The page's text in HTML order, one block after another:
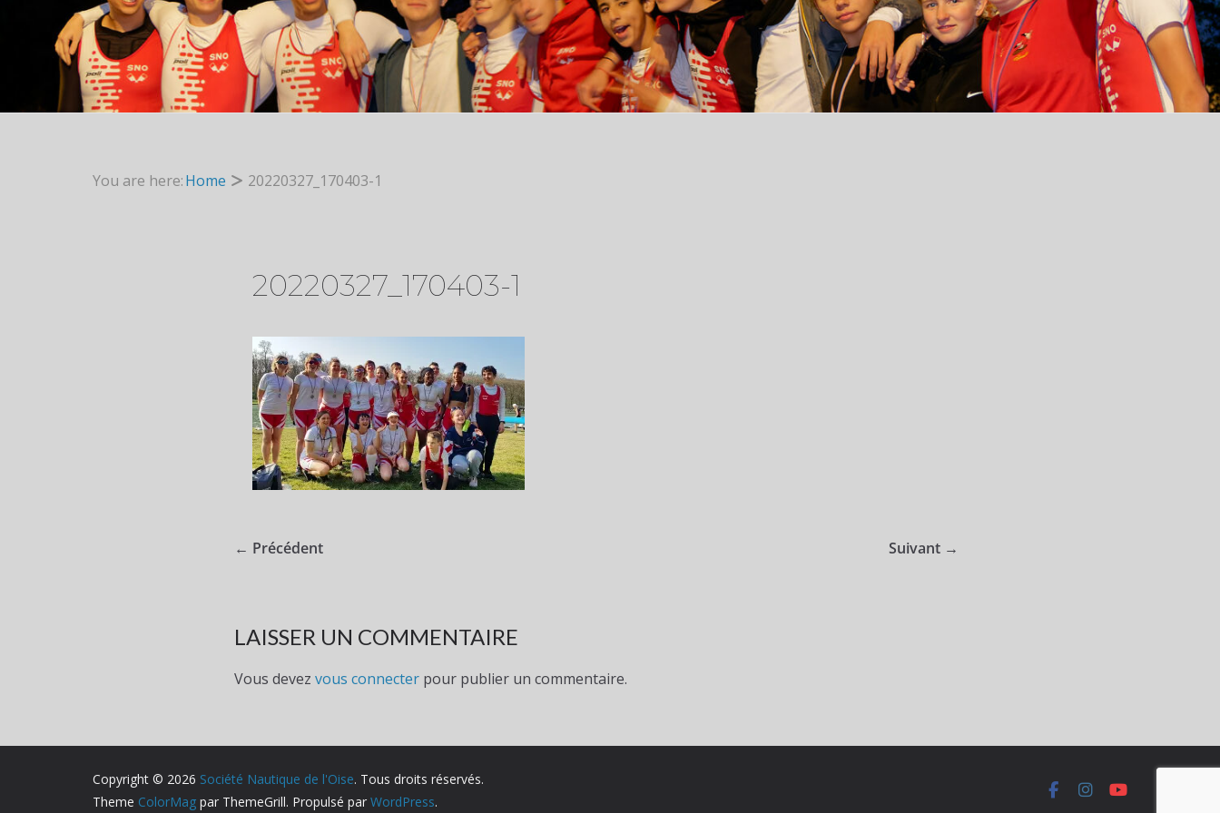
You are here:Home 20220327_170403-1
20220327_170403-1
← Précédent Suivant →
LAISSER UN COMMENTAIRE
Vous devez vous connecter pour publier un commentaire.
Copyright © 2026 Société Nautique de l'Oise. Tous droits réservés.
Theme ColorMag par ThemeGrill. Propulsé par WordPress.